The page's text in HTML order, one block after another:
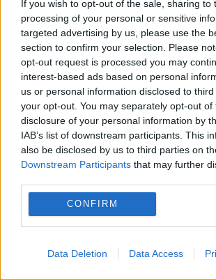
If you wish to opt-out of the sale, sharing to
processing of your personal or sensitive
targeted advertising by us, please use the
section to confirm your selection. Please
opt-out request is processed you may
interest-based ads based on personal
us or personal information disclosed to
your opt-out. You may separately opt-out of
disclosure of your personal information by
IAB’s list of downstream participants. This
also be disclosed by us to third parties on
Downstream Participants that may further
CONFIRM
Data Deletion Data Access